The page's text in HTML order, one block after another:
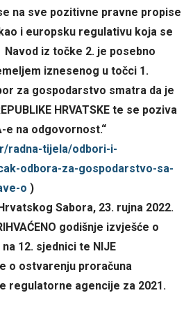
na sve pozitivne pravne propise
i europsku regulativu koja se
iz točke 2. je posebno
iznesenog u točci 1.
za gospodarstvo smatra da je
HRVATSKE te se poziva
e na odgovornost.“
radna-tijela/odbori-i-
odbora-za-gospodarstvo-sa-
o )
Sabora, 23. rujna 2022.
godišnje izvješće o
12. sjednici te NIJE
o ostvarenju proračuna
regulatorne agencije za 2021.